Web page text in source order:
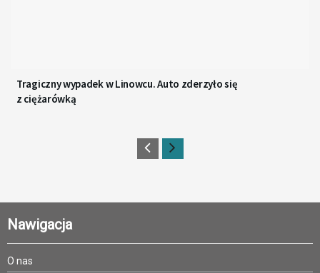
Tragiczny wypadek w Linowcu. Auto zderzyło się
z ciężarówką
Nawigacja
O nas